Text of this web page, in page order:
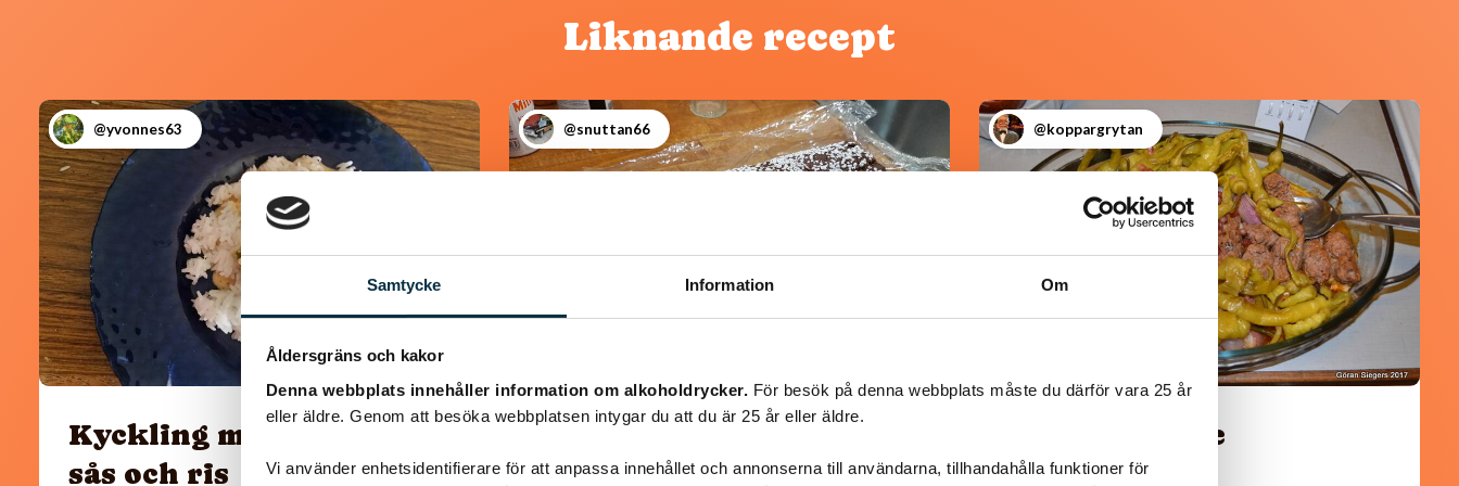
Samtycke Information Om
Åldersgräns och kakor
Denna webbplats innehåller information om alkoholdrycker. För besök på denna webbplats måste du därför vara 25 år
eller äldre. Genom att besöka webbplatsen intygar du att du är 25 år eller äldre.
Vi använder enhetsidentifierare för att anpassa innehållet och annonserna till användarna, tillhandahålla funktioner för
Liknande recept
@yvonnes63
Kyckling med paprika
sås och ris
@snuttan66
Chokladrulle
@koppargrytan
Turkisk köfte